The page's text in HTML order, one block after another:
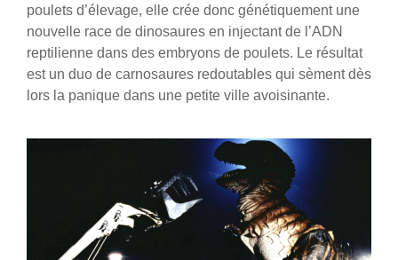
poulets d’élevage, elle crée donc génétiquement une
nouvelle race de dinosaures en injectant de l’ADN
reptilienne dans des embryons de poulets. Le résultat
est un duo de carnosaures redoutables qui sèment dès
lors la panique dans une petite ville avoisinante.